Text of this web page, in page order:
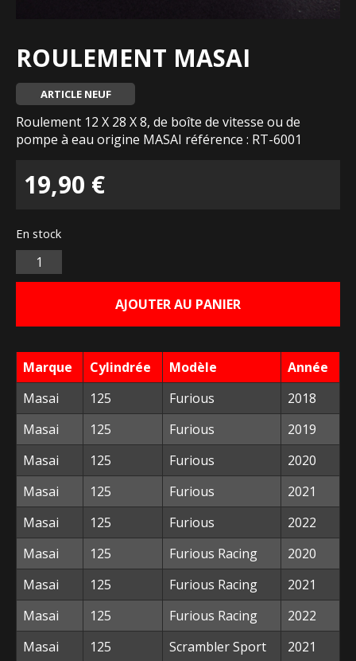
ROULEMENT MASAI
ARTICLE NEUF
Roulement 12 X 28 X 8, de boîte de vitesse ou de
pompe à eau origine MASAI référence : RT-6001
19,90 €
En stock
Quantité
AJOUTER AU PANIER
Marque Cylindrée Modèle
Année
Masai
125 Furious
2018
Masai
125 Furious
2019
Masai
125 Furious
2020
Masai
125 Furious
2021
Masai
125 Furious
2022
Masai
125 Furious Racing
2020
Masai
125 Furious Racing
2021
Masai
125 Furious Racing
2022
Masai
125 Scrambler Sport
2021